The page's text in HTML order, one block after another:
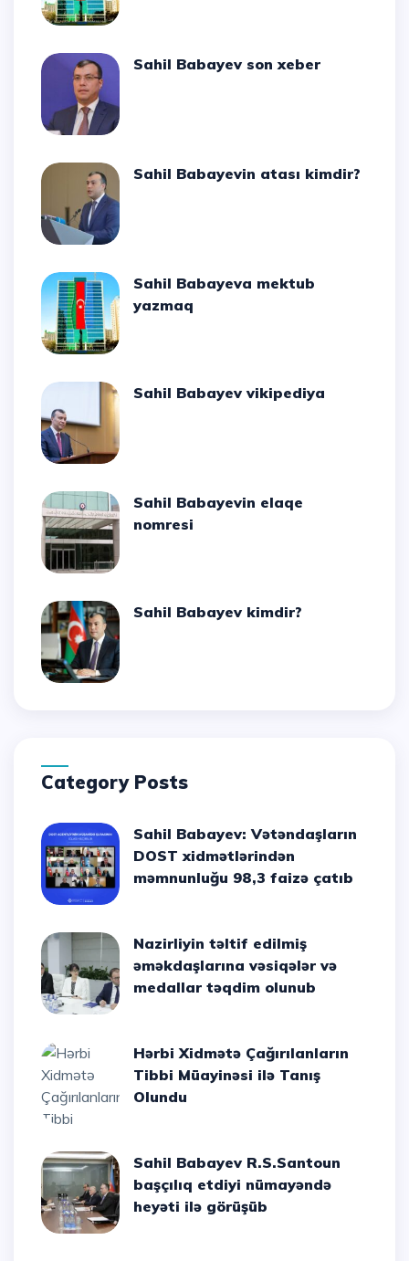
Sahil Babayev son xeber
Sahil Babayevin atası kimdir?
Sahil Babayeva mektub
yazmaq
Sahil Babayev vikipediya
Sahil Babayevin elaqe
nomresi
Sahil Babayev kimdir?
Category Posts
Sahil Babayev: Vətəndaşların
DOST xidmətlərindən
məmnunluğu 98,3 faizə çatıb
Nazirliyin təltif edilmiş
əməkdaşlarına vəsiqələr və
medallar təqdim olunub
Hərbi Xidmətə Çağırılanların
Tibbi Müayinəsi ilə Tanış
Olundu
Sahil Babayev R.S.Santoun
başçılıq etdiyi nümayəndə
heyəti ilə görüşüb